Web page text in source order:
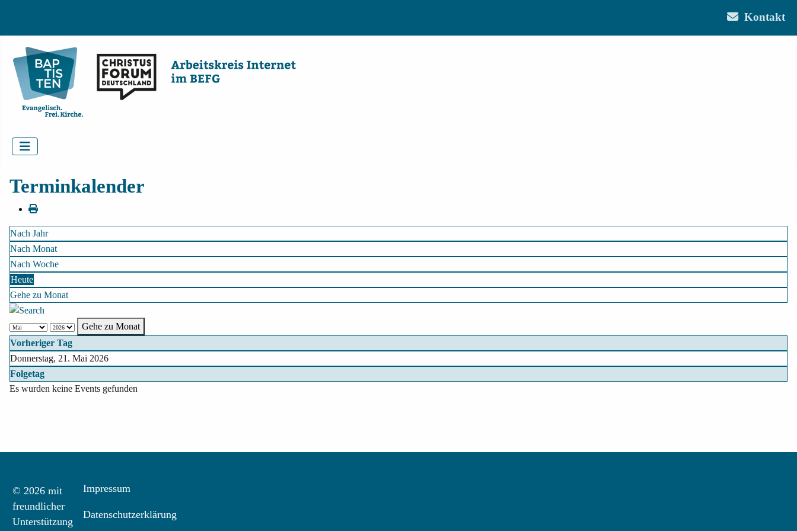
Kontakt
Terminkalender
Nach Jahr
Nach Monat
Nach Woche
Heute
Gehe zu Monat
Gehe zu Monat
Vorheriger Tag
Donnerstag, 21. Mai 2026
Folgetag
Es wurden keine Events gefunden
© 2026 mit
freundlicher
Unterstützung
Impressum
Datenschutzerklärung